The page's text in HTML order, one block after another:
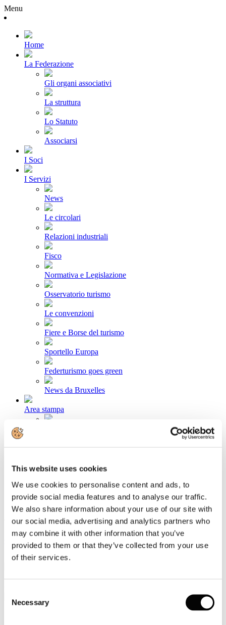
This website uses cookies
We use cookies to personalise content and ads, to
provide social media features and to analyse our traffic.
We also share information about your use of our site with
our social media, advertising and analytics partners who
may combine it with other information that you’ve
provided to them or that they’ve collected from your use
of their services.
Selection
Necessary
Menu
Home
La Federazione
Gli organi associativi
La struttura
Lo Statuto
Associarsi
I Soci
I Servizi
News
Le circolari
Relazioni industriali
Fisco
Normativa e Legislazione
Osservatorio turismo
Le convenzioni
Fiere e Borse del turismo
Sportello Europa
Federturismo goes green
News da Bruxelles
Area stampa
Video
Articoli e Interviste
Contatti
Tel. +39 320 57 80 986
Email segreteria@federturismo.it
Come aderire
Login